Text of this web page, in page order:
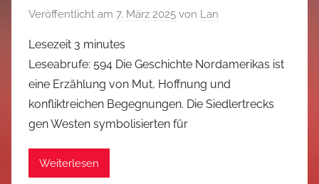
Veröffentlicht am 7. März 2025 von Lan
Lesezeit 3 minutes
Leseabrufe: 594 Die Geschichte Nordamerikas ist
eine Erzählung von Mut, Hoffnung und
konfliktreichen Begegnungen. Die Siedlertrecks
gen Westen symbolisierten für
Weiterlesen